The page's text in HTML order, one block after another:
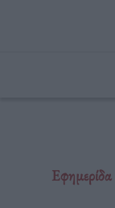
Εφημερίδα